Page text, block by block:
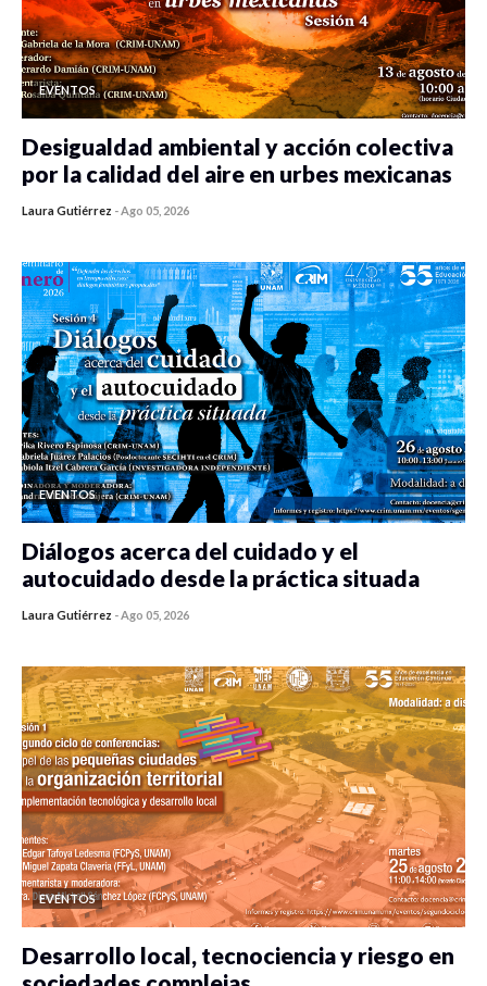
EVENTOS
Desigualdad ambiental y acción colectiva
por la calidad del aire en urbes mexicanas
Laura Gutiérrez -Ago 05, 2026
EVENTOS
Diálogos acerca del cuidado y el
autocuidado desde la práctica situada
Laura Gutiérrez -Ago 05, 2026
EVENTOS
Desarrollo local, tecnociencia y riesgo en